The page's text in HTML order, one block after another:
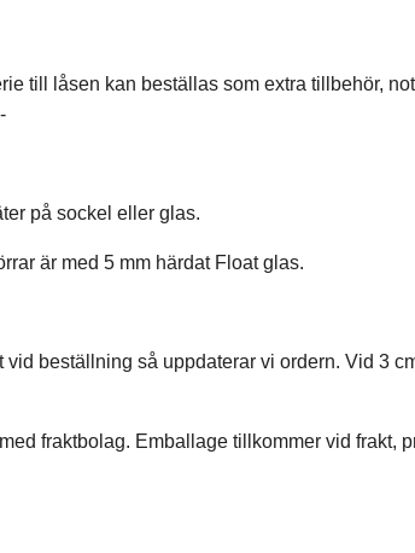
till låsen kan beställas som extra tillbehör,
på sockel eller glas.
är med 5 mm härdat Float glas.
beställning så uppdaterar vi ordern. Vid 3
fraktbolag. Emballage tillkommer vid frakt,